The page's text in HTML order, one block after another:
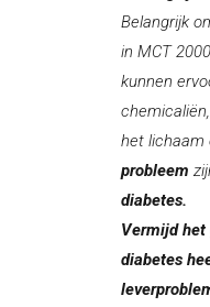
Belangrijk
in MCT
kunnen
het lichaam
probleem
diabetes.
Vermijd het
diabetes